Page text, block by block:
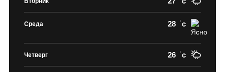
Среда 28 c
Четверг 26 c